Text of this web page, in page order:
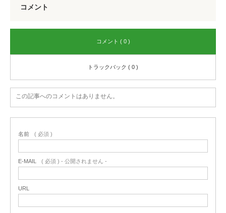
コメント
コメント ( 0 )
トラックバック ( 0 )
この記事へのコメントはありません。
名前 ( 必須 )
E-MAIL ( 必須 ) - 公開されません -
URL